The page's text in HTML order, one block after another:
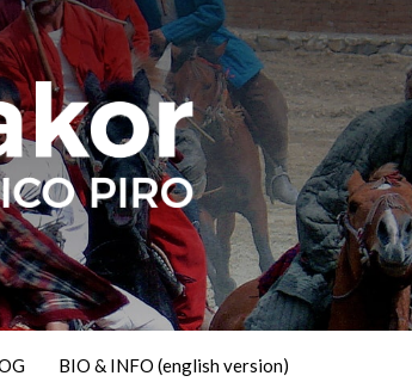
BIO & INFO (english version)